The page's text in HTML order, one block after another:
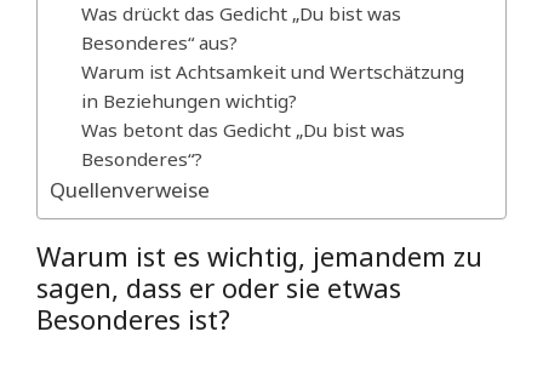
Was drückt das Gedicht „Du bist was
Besonderes“ aus?
Warum ist Achtsamkeit und Wertschätzung
in Beziehungen wichtig?
Was betont das Gedicht „Du bist was
Besonderes“?
Quellenverweise
Warum ist es wichtig, jemandem zu
sagen, dass er oder sie etwas
Besonderes ist?